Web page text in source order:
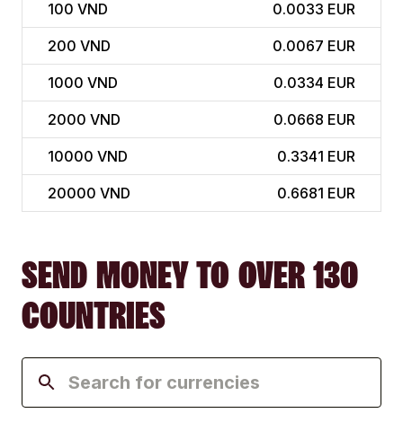
100 VND 0.0033 EUR
200 VND 0.0067 EUR
1000 VND 0.0334 EUR
2000 VND 0.0668 EUR
10000 VND 0.3341 EUR
20000 VND 0.6681 EUR
SEND MONEY TO OVER 130
COUNTRIES